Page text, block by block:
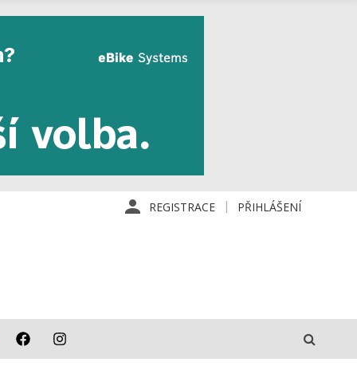
REGISTRACE PŘIHLÁŠENÍ